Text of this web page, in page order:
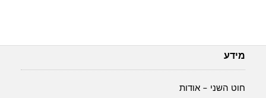
מידע
חוט השני – אודות